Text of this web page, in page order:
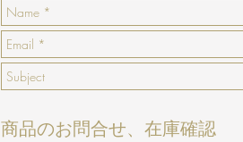
商品のお問合せ、在庫確認